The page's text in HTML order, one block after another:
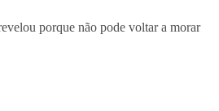
porque não pode voltar a morar